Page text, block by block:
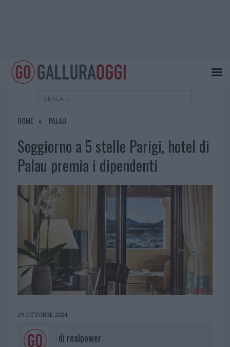
HOME PALAU
Soggiorno a 5 stelle Parigi, hotel di
Palau premia i dipendenti
29 OTTOBRE 2024
di realpower